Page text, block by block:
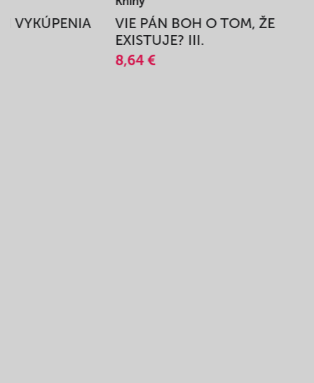
VYKÚPENIA
VIE PÁN BOH O TOM, ŽE
EXISTUJE? III.
8,64 €